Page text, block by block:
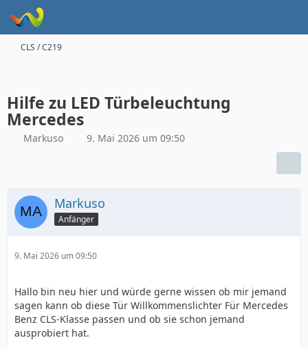
CLS / C219
Hilfe zu LED Türbeleuchtung
Mercedes
Markuso 9. Mai 2026 um 09:50
Markuso
Anfänger
9. Mai 2026 um 09:50
Hallo bin neu hier und würde gerne wissen ob mir jemand
sagen kann ob diese Tür Willkommenslichter Für Mercedes
Benz CLS-Klasse passen und ob sie schon jemand
ausprobiert hat.